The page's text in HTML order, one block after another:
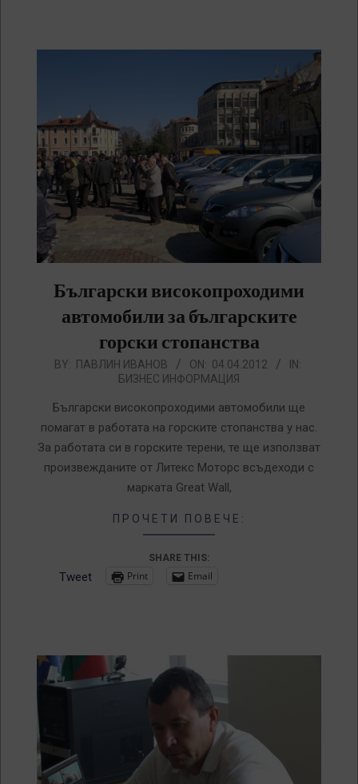
Български високопроходими
автомобили за българските
горски стопанства
2012-
BY: ПАВЛИН ИВАНОВ ON: 04.04.2012
IN:
БИЗНЕС ИНФОРМАЦИЯ
Български високопроходими автомобили ще
помагат в работата на горските стопанства у нас.
За работата си в горските терени, те ще използват
произвежданите от Литекс Моторс всъдеходи с
марката Great Wall,
ПРОЧЕТИ ПОВЕЧЕ:
SHARE THIS:
Tweet Print Email